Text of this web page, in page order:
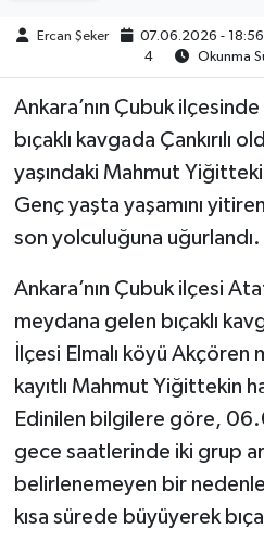
Ercan Şeker 07.06.2026 - 18:56
4
Okunma
Ankara’nın Çubuk
bıçaklı kavgada Çankırılı
yaşındaki Mahmut
Genç yaşta yaşamını
son yolculuğuna uğurlandı.
Ankara’nın Çubuk ilçesi
meydana gelen bıçaklı
İlçesi Elmalı köyü Akçören
kayıtlı Mahmut Yiğittekin
Edinilen bilgilere göre,
gece saatlerinde iki grup
belirlenemeyen bir
kısa sürede büyüyerek
MAGAZİN
BİLİM&TEKNOLOJİ
BÖLGE
TÜRKİYE
DÜNYA